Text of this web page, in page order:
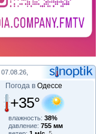
07.08.26,
Погода в Одессе
+35°
влажность: 38%
давление: 755 мм